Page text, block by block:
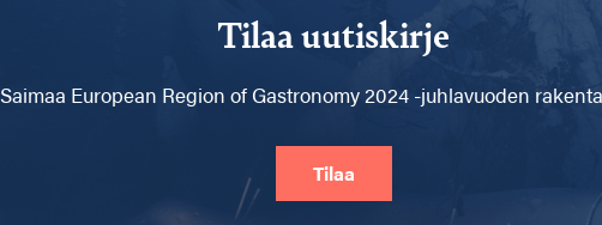
Tilaa uutiskirje
Saimaa European Region of Gastronomy 2024 -juhlavuoden
Tilaa